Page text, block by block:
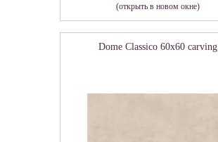
(открыть в новом окне)
Dome Classico 60х60 carving